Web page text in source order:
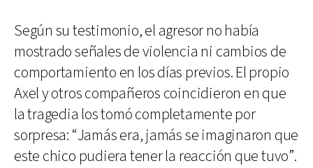
Según su testimonio, el agresor no había
mostrado señales de violencia ni cambios de
comportamiento en los días previos. El propio
Axel y otros compañeros coincidieron en que
la tragedia los tomó completamente por
sorpresa: “Jamás era, jamás se imaginaron que
este chico pudiera tener la reacción que tuvo”.